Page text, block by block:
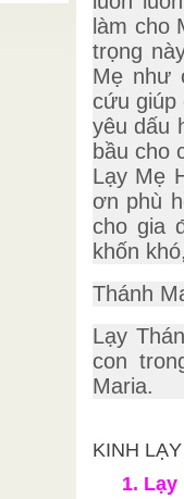
làm cho
trọng
Mẹ như
cứu giúp
yêu dấu
bầu cho
Lạy Mẹ
ơn phù
cho gia
khốn
Thánh
Lạy
con
Maria.
KINH
1.